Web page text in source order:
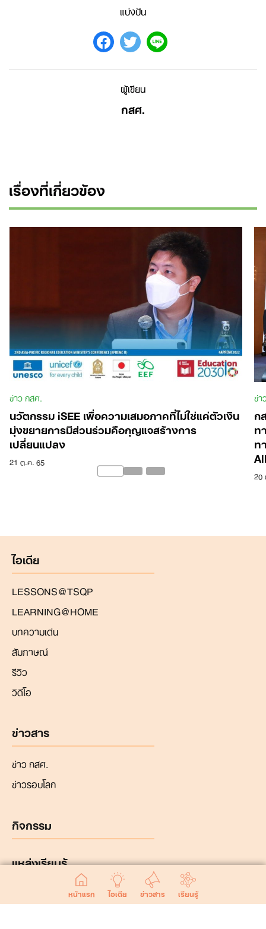
หน้าแรก ไอเดีย ข่าวสาร เรียนรู้
แบ่งปัน
ผู้เขียน
กสศ.
เรื่องที่เกี่ยวข้อง
ข่าว กสศ.
นวัตกรรม iSEE เพื่อความเสมอภาคที่ไม่ใช่แค่ตัวเงิน
มุ่งขยายการมีส่วนร่วมคือกุญแจสร้างการ
เปลี่ยนแปลง
21 ต.ค. 65
ข่
ก
ท
ท
20
ไอเดีย
LESSONS@TSQP
LEARNING@HOME
บทความเด่น
สัมภาษณ์
รีวิว
วิดีโอ
ข่าวสาร
ข่าว กสศ.
ข่าวรอบโลก
กิจกรรม
แหล่งเรียนรู้